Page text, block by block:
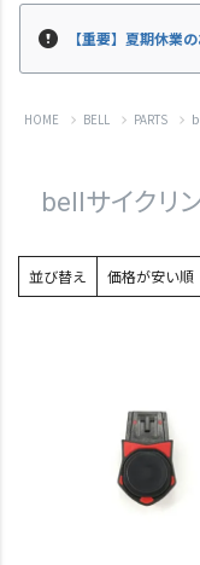
【重要】夏期休業
HOME BELL PARTS
bellサイクリ
並び替え 価格が安い順